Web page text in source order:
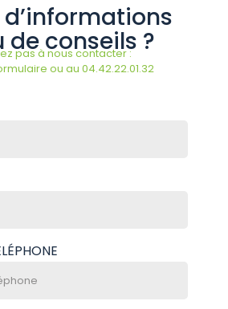
d’informations
conseils ?
pas à nous contacter :
ou au 04.42.22.01.32